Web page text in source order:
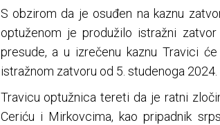
S obzirom da je osuđen na kaznu
optuženom je produžilo istražni
presude, a u izrečenu kaznu Travici
istražnom zatvoru od 5. studenoga 2024.
Travicu optužnica tereti da je ratni
Ceriću i Mirkovcima, kao pripadnik